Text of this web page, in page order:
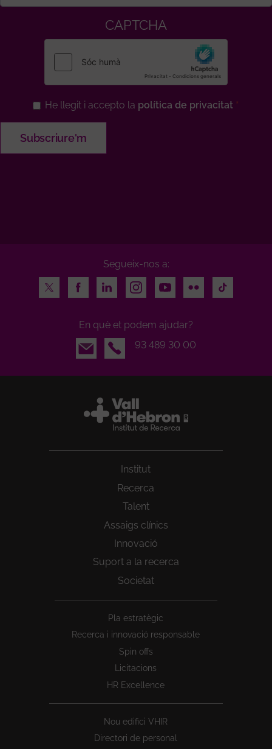
CAPTCHA
He llegit i accepto la política de privacitat
Segueix-nos a:
Twitter
FacebookLinkedInInstagramYoutubeFlickr TikTok
En què et podem ajudar?
Email
93 489 30 00
Institut
Recerca
Talent
Assaigs clínics
Innovació
Suport a la recerca
Societat
Pla estratègic
Recerca i innovació responsable
Spin offs
Licitacions
HR Excellence
Nou edifici VHIR
Directori de personal